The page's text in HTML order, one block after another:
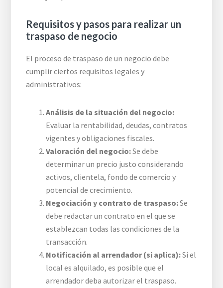
Requisitos y pasos para realizar un
traspaso de negocio
El proceso de traspaso de un negocio debe
cumplir ciertos requisitos legales y
administrativos:
Análisis de la situación del negocio:
Evaluar la rentabilidad, deudas, contratos
vigentes y obligaciones fiscales.
Valoración del negocio:Se debe
determinar un precio justo considerando
activos, clientela, fondo de comercio y
potencial de crecimiento.
Negociación y contrato de traspaso:Se
debe redactar un contrato en el que se
establezcan todas las condiciones de la
transacción.
Notificación al arrendador (si aplica):Si el
local es alquilado, es posible que el
arrendador deba autorizar el traspaso.